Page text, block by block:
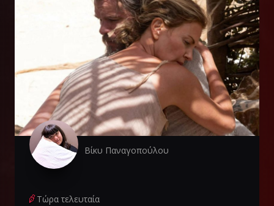
Βίκυ Παναγοπούλου
Τώρα τελευταία